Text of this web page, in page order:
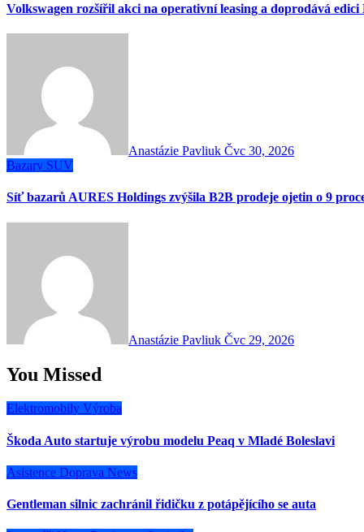
Volkswagen rozšířil akci na operativní leasing a doprodává edici
Anastázie Pavliuk Čvc 30, 2026
Bazary SUV
Síť bazarů AURES Holdings zvýšila B2B prodeje ojetin o 9
Anastázie Pavliuk Čvc 29, 2026
You Missed
Elektromobily Výroba
Škoda Auto startuje výrobu modelu Peaq v Mladé Boleslavi
Asistence Doprava News
Gentleman silnic zachránil řidičku z potápějícího se auta